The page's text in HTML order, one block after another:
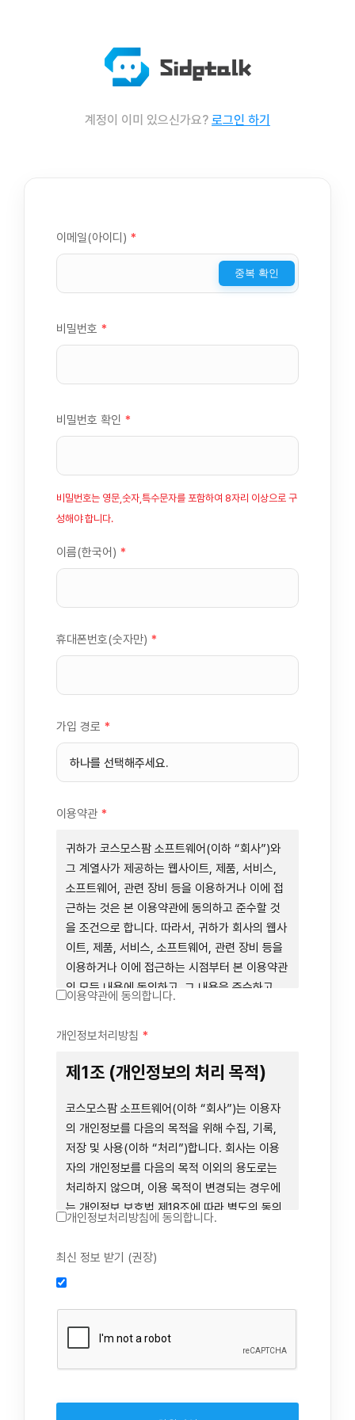
계정이 이미 있으신가요? 로그인 하기
이메일(아이디) *
중복 확인
비밀번호 *
비밀번호 확인 *
비밀번호는 영문,숫자,특수문자를 포함하여 8자리 이상으로 구
성해야 합니다.
이름(한국어) *
휴대폰번호(숫자만) *
가입 경로 *
이용약관 *
귀하가 코스모스팜 소프트웨어(이하 “회사”)와
그 계열사가 제공하는 웹사이트, 제품, 서비스,
소프트웨어, 관련 장비 등을 이용하거나 이에 접
근하는 것은 본 이용약관에 동의하고 준수할 것
을 조건으로 합니다. 따라서, 귀하가 회사의 웹사
이트, 제품, 서비스, 소프트웨어, 관련 장비 등을
이용하거나 이에 접근하는 시점부터 본 이용약관
의 모든 내용에 동의하고, 그 내용을 준수하고,
귀하가 본 이용약관에 동의하지 않을 경우에는
련 장비 등을 이용하거나 이에 접근하는 행위를
즉시 중단하여야 합니다. 그러므로, 서비스 사용
전에 본 이용약관의 내용을 주의 깊게 읽으시기
바랍니다.
제1장 총칙
제1조 (목적)
웹사이트, 관련 소프트웨어 및 장비 등을 통하여
제공하는 "사이드톡" 서비스와 관련하여 회사와
사항을 규정함을 목적으로 합니다.
이용약관에 동의합니다.
개인정보처리방침 *
제1조 (개인정보의 처리 목적)
코스모스팜 소프트웨어(이하 “회사”)는 이용자
의 개인정보를 다음의 목적을 위해 수집, 기록,
저장 및 사용(이하 “처리”)합니다. 회사는 이용
자의 개인정보를 다음의 목적 이외의 용도로는
처리하지 않으며, 이용 목적이 변경되는 경우에
는 개인정보 보호법 제18조에 따라 별도의 동의
를 받는 등 법령상 필요한 조치를 이행합니다.
인 동의 진행, 이용자 및 법정대리인의 본인 확
인, 이용자 식별, 회원탈퇴 의사의 확인
2. 약관 위반 행위 등을 포함하여 서비스의 원활
한 운영에 지장을 주는 행위에 대한 방지 및 제
재, 계정도용 방지, 약관 개정 등의 고지사항 전
달, 분쟁조정을 위한 기록 보존, 민원처리 등 이
3. 서비스 이용기록과 접속 빈도 분석, 서비스 이
개인정보처리방침에 동의합니다.
최신 정보 받기 (권장)